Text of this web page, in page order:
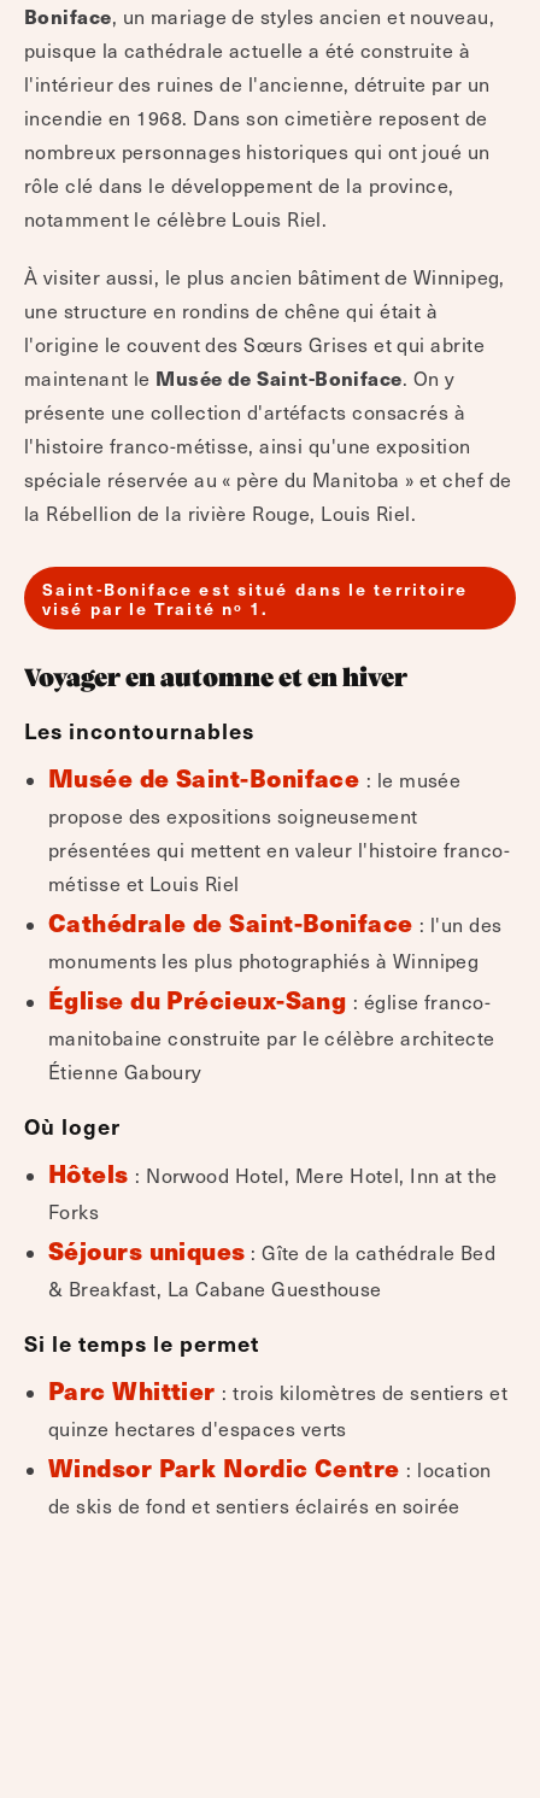
Boniface, un mariage de styles ancien et nouveau,
puisque la cathédrale actuelle a été construite à
l'intérieur des ruines de l'ancienne, détruite par un
incendie en 1968. Dans son cimetière reposent de
nombreux personnages historiques qui ont joué un
rôle clé dans le développement de la province,
notamment le célèbre Louis Riel.
À visiter aussi, le plus ancien bâtiment de Winnipeg,
une structure en rondins de chêne qui était à
l'origine le couvent des Sœurs Grises et qui abrite
maintenant le Musée de Saint-Boniface. On y
présente une collection d'artéfacts consacrés à
l'histoire franco-métisse, ainsi qu'une exposition
spéciale réservée au « père du Manitoba » et chef de
la Rébellion de la rivière Rouge, Louis Riel.
Saint-Boniface est situé dans le territoire
visé par le Traité nᵒ 1.
Voyager en automne et en hiver
Les incontournables
Musée de Saint-Boniface : le musée
propose des expositions soigneusement
présentées qui mettent en valeur l'histoire franco-
métisse et Louis Riel
Cathédrale de Saint-Boniface : l'un des
monuments les plus photographiés à Winnipeg
Église du Précieux-Sang : église franco-
manitobaine construite par le célèbre architecte
Étienne Gaboury
Où loger
Hôtels : Norwood Hotel, Mere Hotel, Inn at the
Forks
Séjours uniques : Gîte de la cathédrale Bed
& Breakfast, La Cabane Guesthouse
Si le temps le permet
Parc Whittier : trois kilomètres de sentiers et
quinze hectares d'espaces verts
Windsor Park Nordic Centre : location
de skis de fond et sentiers éclairés en soirée